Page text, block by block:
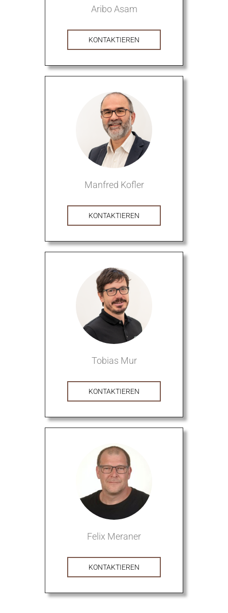
Aribo Asam
KONTAKTIEREN
Manfred Kofler
KONTAKTIEREN
Tobias Mur
KONTAKTIEREN
Felix Meraner
KONTAKTIEREN